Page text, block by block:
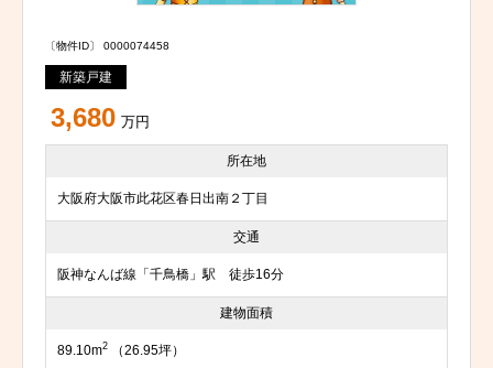
〔物件ID〕 0000074458
新築戸建
3,680 万円
所在地
大阪府大阪市此花区春日出南２丁目
交通
阪神なんば線「千鳥橋」駅 徒歩16分
建物面積
89.10m2 （26.95坪）